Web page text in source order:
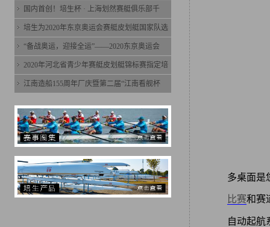
多桌面是
比赛和赛
自动起航
国内首创！培生杯 · 上海划然赛艇俱乐部千
培生为2020年东京奥运会赛艇皮划艇国家队选
“备战奥运，迎接全运”——2020东京奥运会
2020年河北省青少年赛艇皮划艇锦标赛指定培
江南造船155周年厂庆暨第二届“江南看舰杯